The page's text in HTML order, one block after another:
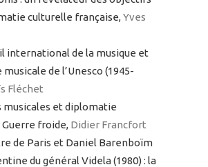
culturelle française,Yves
international de la musique et
de l’Unesco (1945-
Fléchet
musicales et diplomatie
froide, Didier Francfort
de Paris et Daniel Barenboïm
du général Videla (1980) : la